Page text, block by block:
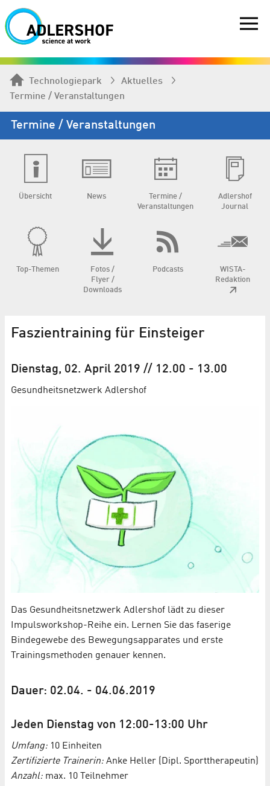
Technologiepark
Aktuelles
Termine / Veranstaltungen
Termine / Veranstaltungen
Übersicht News
Termine /
Veranstaltungen
Adlershof
Journal
Top-Themen
Fotos /
Flyer /
Downloads
Podcasts
WISTA-
Redaktion
Faszientraining für Einsteiger
Dienstag, 02. April 2019 // 12.00 - 13.00
Gesundheitsnetzwerk Adlershof
Das Gesundheitsnetzwerk Adlershof lädt zu dieser
Impulsworkshop-Reihe ein. Lernen Sie das faserige
Bindegewebe des Bewegungsapparates und erste
Trainingsmethoden genauer kennen.
Dauer: 02.04. - 04.06.2019
Jeden Dienstag von 12:00-13:00 Uhr
Umfang: 10 Einheiten
Zertifizierte Trainerin: Anke Heller (Dipl. Sporttherapeutin)
Anzahl: max. 10 Teilnehmer